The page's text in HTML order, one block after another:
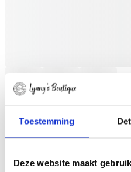
Toestemming
Deze website maakt
Stralende Bronskleurig vest